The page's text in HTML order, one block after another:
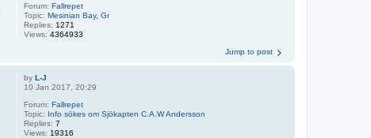
Forum:Fallrepet
Topic:Mesinian Bay, Gr
Replies: 1271
Views:4364933
Jump to post
byL-J
10 Jan 2017, 20:29
Forum:Fallrepet
Topic: Info sökes om Sjökapten C.A.W Andersson
Replies:7
Views: 19316